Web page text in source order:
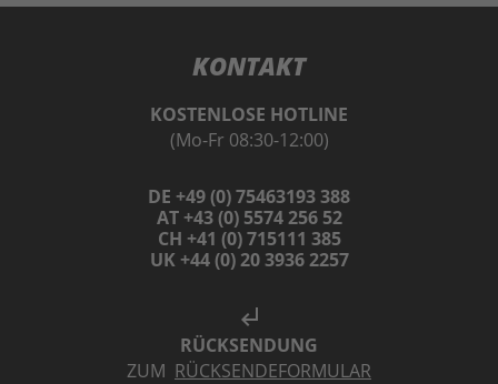
KONTAKT
KOSTENLOSE HOTLINE
(Mo-Fr 08:30-12:00)
DE +49 (0) 75463193 388
AT +43 (0) 5574 256 52
CH +41 (0) 715111 385
UK +44 (0) 20 3936 2257
subdirectory_arrow_left
RÜCKSENDUNG
ZUM RÜCKSENDEFORMULAR